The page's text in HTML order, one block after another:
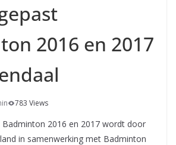
2016 en 2017
783 Views
Badminton 2016 en 2017 wordt door
in samenwerking met Badminton